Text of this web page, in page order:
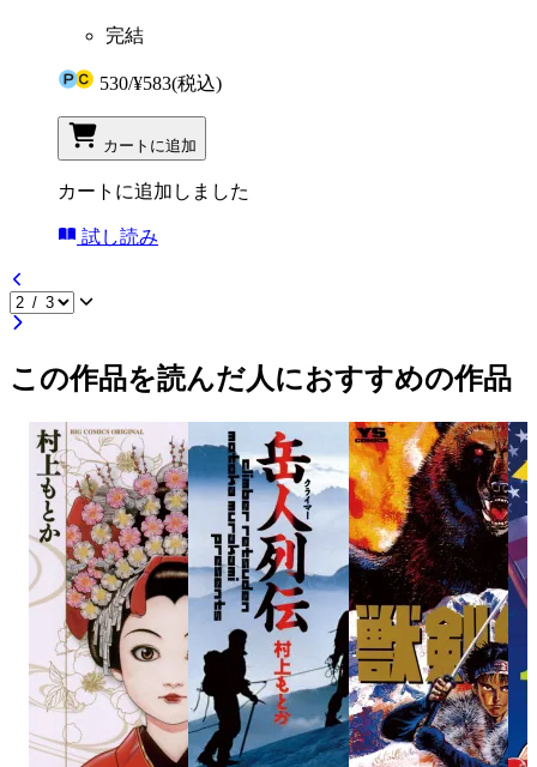
完結
530/¥583(税込)
カートに追加
カートに追加しました
試し読み
この作品を読んだ人におすすめの作品